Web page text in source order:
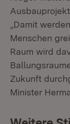
„Damit
Menschen
Raum wird
Zukunft
Minister